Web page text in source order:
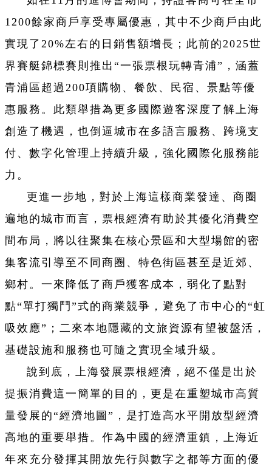
1200餘家商戶享受專屬優惠，其中不少商戶由此
實現了20%左右的日銷售額增長；此前的2025世
界賽艇錦標賽則推出“一張票根玩轉青浦”，涵蓋
青浦區超過200項購物、餐飲、民宿、景點等優
惠服務。此類舉措為更多國際遊客深度了解上海
創造了機遇，也倒逼城市在多語言服務、跨境支
付、數字化管理上持續升級，強化國際化服務能
力。
更進一步地，對於上海這樣商業發達、商圈
遍地的城市而言，票根經濟有助於其優化消費空
間布局，將以往聚集在核心景區和大型場館的密
集客流引導至不同商圈、特色街區甚至是近郊、
鄉村。一來降低了商戶獲客成本，弱化了點對
點“單打獨鬥”式的商業競爭，避免了市中心的“虹
吸效應”；二來本地隱藏的文旅資源有望被盤活，
基礎設施和服務也可隨之實現全域升級。
說到底，上海發展票根經濟，絕不僅是出於
提振消費這一簡單的目的，更是在重塑城市高質
量發展的“經濟地圖”，是打造高水平開放型經濟
高地的重要舉措。作為中國的經濟重鎮，上海近
年來充分發揮其開放先行與數字之都等方面的優